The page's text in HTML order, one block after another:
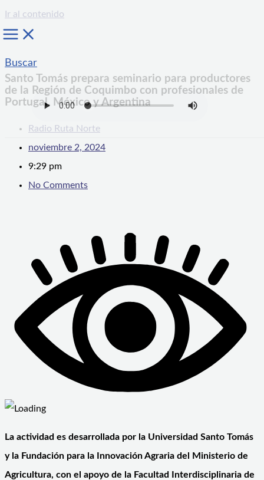
Ir al contenido
Buscar
Santo Tomás prepara seminario para productores
de la Región de Coquimbo con profesionales de
Portugal, México y Argentina
Radio Ruta Norte
noviembre 2, 2024
9:29 pm
No Comments
La actividad es desarrollada por la Universidad Santo Tomás
y la Fundación para la Innovación Agraria del Ministerio de
Agricultura, con el apoyo de la Facultad Interdisciplinaria de